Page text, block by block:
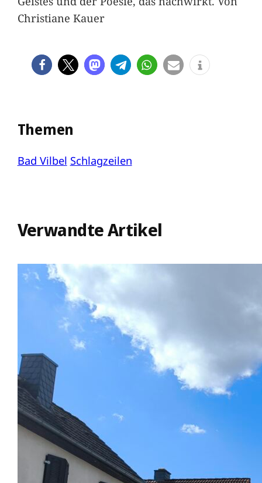
Christiane Kauer
Themen
Bad Vilbel Schlagzeilen
Verwandte Artikel